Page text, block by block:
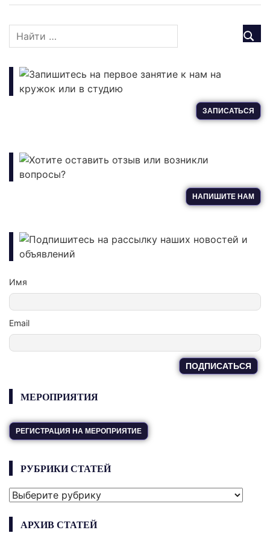
Запишитесь на первое занятие к нам на
кружок или в студию
ЗАПИСАТЬСЯ
Хотите оставить отзыв или возникли
вопросы?
НАПИШИТЕ НАМ
Подпишитесь на рассылку наших новостей и
объявлений
Имя
Email
МЕРОПРИЯТИЯ
РЕГИСТРАЦИЯ НА МЕРОПРИЯТИЕ
РУБРИКИ СТАТЕЙ
РУБРИКИ
АРХИВ СТАТЕЙ